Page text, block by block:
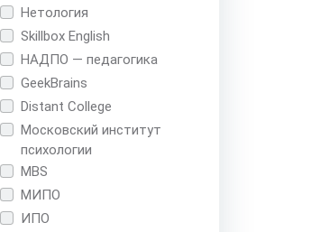
Нетология
Skillbox English
НАДПО — педагогика
GeekBrains
Distant College
Московский институт
психологии
MBS
МИПО
ИПО